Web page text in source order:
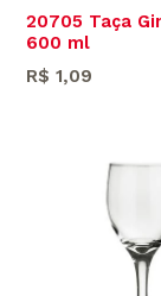
20705 Taça
600 ml
Preço
R$ 1,09